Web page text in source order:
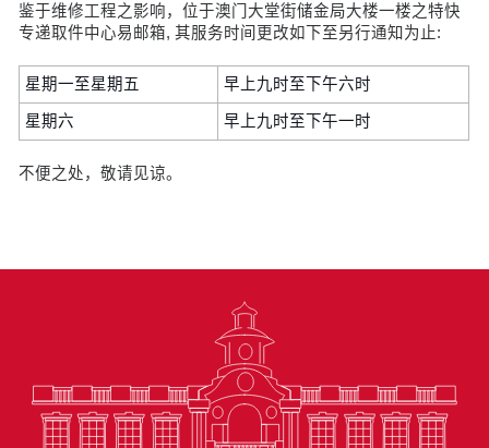
鉴于维修工程之影响，位于澳门大堂街储金局大楼一楼之特快
专递取件中心易邮箱, 其服务时间更改如下至另行通知为止:
星期一至星期五 早上九时至下午六时
星期六 早上九时至下午一时
不便之处，敬请见谅。